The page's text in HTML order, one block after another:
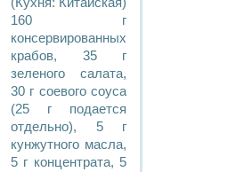
160 г
консервированных
крабов, 35 г
зеленого салата,
30 г соевого соуса
(25 г подается
отдельно), 5 г
кунжутного масла,
5 г концентрата, 5